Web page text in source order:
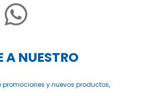
A NUESTRO
y nuevos productos,